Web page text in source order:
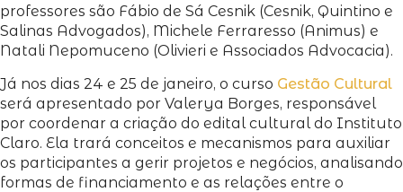
professores são Fábio de Sá Cesnik (Cesnik, Quintino e
Salinas Advogados), Michele Ferraresso (Animus) e
Natali Nepomuceno (Olivieri e Associados Advocacia).
Já nos dias 24 e 25 de janeiro, o curso Gestão Cultural
será apresentado por Valerya Borges, responsável
por coordenar a criação do edital cultural do Instituto
Claro. Ela trará conceitos e mecanismos para auxiliar
os participantes a gerir projetos e negócios, analisando
formas de financiamento e as relações entre o